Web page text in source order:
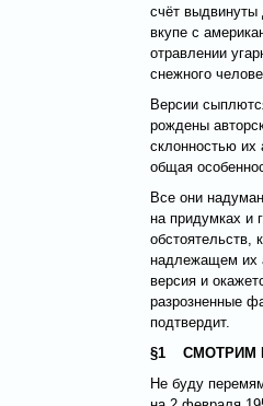
счёт выдвинуты
вкупе с
отравлении
снежного
Версии
рождены
склонностью их
общая
Все они
на придумках и
обстоятельств,
надлежащем их
версия и
разрозненные
подтвердит.
§1 СМОТРИМ
Не буду